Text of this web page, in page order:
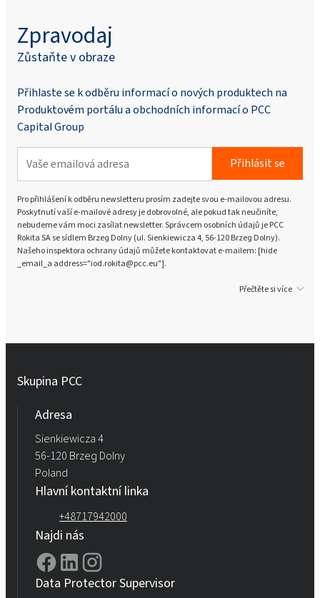
Zpravodaj
Zůstaňte v obraze
Přihlaste se k odběru informací o nových produktech na
Produktovém portálu a obchodních informací o PCC
Capital Group
Přihlásit se
Pro přihlášení k odběru newsletteru prosím zadejte svou e-mailovou adresu.
Poskytnutí vaší e-mailové adresy je dobrovolné, ale pokud tak neučiníte,
nebudeme vám moci zasílat newsletter. Správcem osobních údajů je PCC
Rokita SA se sídlem Brzeg Dolny (ul. Sienkiewicza 4, 56-120 Brzeg Dolny).
Našeho inspektora ochrany údajů můžete kontaktovat e-mailem: [hide
_email_a address="iod.rokita@pcc.eu"].
Přečtěte si více
Skupina PCC
Adresa
Sienkiewicza 4
56-120 Brzeg Dolny
Poland
Hlavní kontaktní linka
+48717942000
Najdi nás
Data Protector Supervisor